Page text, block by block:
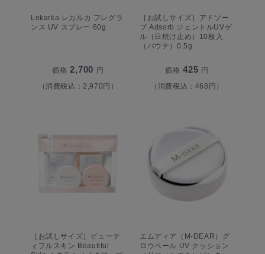
Lekarka レカルカ フレグラ
ンス UV スプレー 60g
価格 2,700 円
（消費税込：2,970円）
［お試しサイズ］アドソー
ブ Adsorb ジェントルUVゲ
ル（日焼け止め）10枚入
（パウチ）0.5g
価格 425 円
（消費税込：468円）
［お試しサイズ］ビューテ
ィフルスキン Beautiful
エムディア（M-DEAR）グ
ロウベール UV クッション